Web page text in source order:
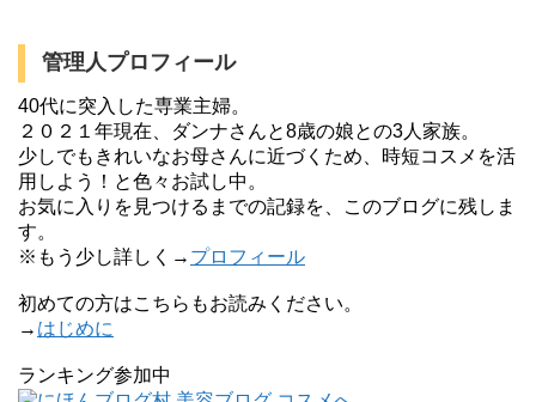
管理人プロフィール
40代に突入した専業主婦。
２０２１年現在、ダンナさんと8歳の娘との3人家族。
少しでもきれいなお母さんに近づくため、時短コスメを活
用しよう！と色々お試し中。
お気に入りを見つけるまでの記録を、このブログに残しま
す。
※もう少し詳しく→ プロフィール
初めての方はこちらもお読みください。
→ はじめに
ランキング参加中